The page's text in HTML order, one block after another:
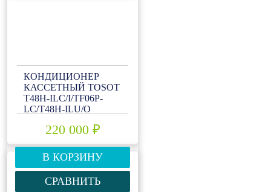
КОНДИЦИОНЕР
КАССЕТНЫЙ TOSOT
T48H-ILC/I/TF06P-
LC/T48H-ILU/O
220 000 ₽
В КОРЗИНУ
СРАВНИТЬ